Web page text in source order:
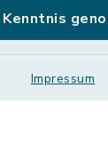
Kenntnis
Impressum
Leichte
Sitemap